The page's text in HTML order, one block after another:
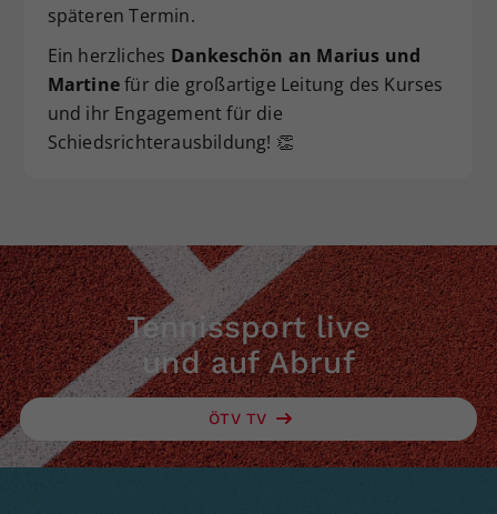
späteren Termin.
Ein herzliches Dankeschön an Marius und
Martinefür die großartige Leitung des Kurses
und ihr Engagement für die
Schiedsrichterausbildung! 👏
Tennissport live
und auf Abruf
ÖTV TV